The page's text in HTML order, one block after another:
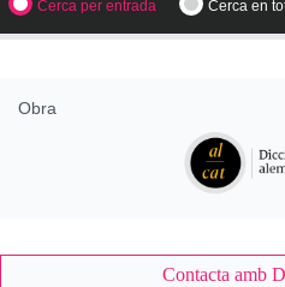
Cerca per entrada Cerca en
Obra
Contacta amb